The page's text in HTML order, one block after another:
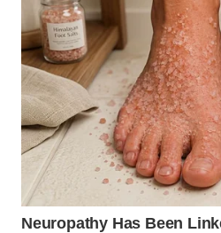
PURWAKARTA
WN
PRIANGAN
TIMUR
WN
SEMARANG
WN
SOLO